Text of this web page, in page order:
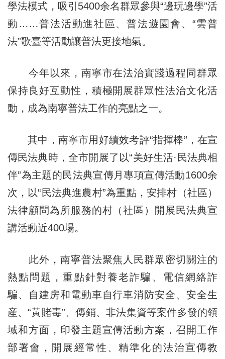
學法模式，吸引5400余名群眾參與“邊玩邊學”活
動……普法活動進社區、普法遊園會、“雲普
法”歌臺等活動讓普法更接地氣。
今年以來，南寧市在法治實踐過程同群眾
保持良好互動性，積極開展群眾性法治文化活
動，成為南寧普法工作的亮點之一。
其中，南寧市用好績效考評“指揮棒”，在宣
傳民法典時，全市開展了以“美好生活·民法典相
伴”為主題的民法典宣傳月專項宣傳活動1600余
次，以“民法典進農村”為重點，安排村（社區）
法律顧問為所服務的村（社區）開展民法典宣
講活動近400場。
此外，南寧普法聚焦人民群眾密切關注的
熱點問題，重點針對養老詐騙、電信網絡詐
騙、自建房和電動車自行車消防安全、安全生
産、“黃賭毒”、傳銷、非法集資等案件多發的領
域和方面，印發主題宣傳活動方案，召開工作
部署會，開展經常性、精準化的法治宣傳教